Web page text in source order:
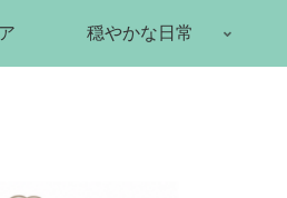
穏やかな日常